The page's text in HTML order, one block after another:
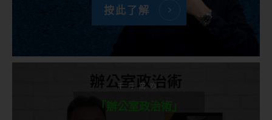
按此了解
千呼萬喚
「辦公室政治術」